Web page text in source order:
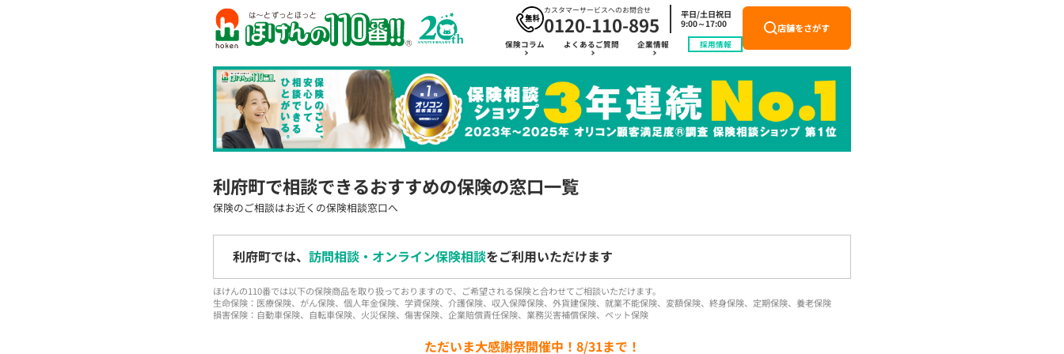
カスタマーサービスへのお問合せ
0120-110-895
平日/土日祝日
9:00～17:00
保険コラム よくあるご質問 企業情報 採用情報
店舗をさがす
利府町で相談できるおすすめの保険の窓口一覧
保険のご相談はお近くの保険相談窓口へ
利府町では、 訪問相談・オンライン保険相談をご利用いただけます
ほけんの110番では以下の保険商品を取り扱っておりますので、ご希望される保険と合わせてご相談いただけます。
生命保険：医療保険、がん保険、個人年金保険、学資保険、介護保険、収入保障保険、外貨建保険、就業不能保険、変額保険、終身保険、定期保険、養老保険
損害保険：自動車保険、自転車保険、火災保険、傷害保険、企業賠償責任保険、業務災害補償保険、ペット保険
ただいま大感謝祭開催中！8/31まで！